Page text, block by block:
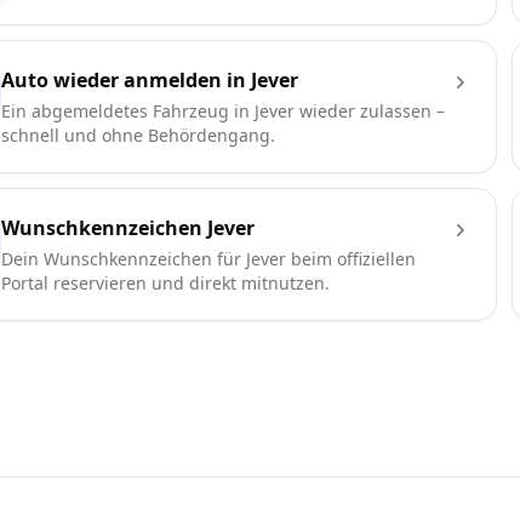
Auto wieder anmelden in Jever
Ein abgemeldetes Fahrzeug in Jever wieder zulassen –
schnell und ohne Behördengang.
Wunschkennzeichen Jever
Dein Wunschkennzeichen für Jever beim offiziellen
Portal reservieren und direkt mitnutzen.